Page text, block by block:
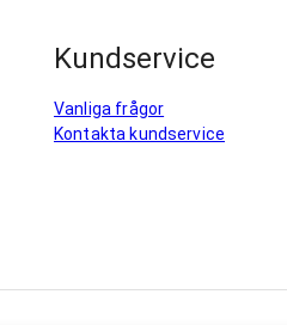
Kundservice
Vanliga frågor
Kontakta kundservice